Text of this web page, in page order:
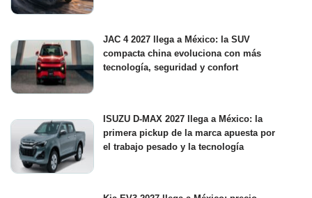
JAC 4 2027 llega a México: la SUV
compacta china evoluciona con más
tecnología, seguridad y confort
ISUZU D-MAX 2027 llega a México: la
primera pickup de la marca apuesta por
el trabajo pesado y la tecnología